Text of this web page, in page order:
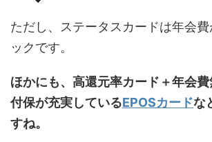
ただし、ステータスカードは年会
ックです。
ほかにも、高還元率カード＋年会
付保が充実しているEPOSカードな
すね。